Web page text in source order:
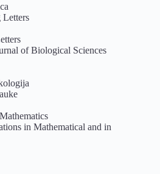
Letters
of Biological Sciences
in Mathematical and in